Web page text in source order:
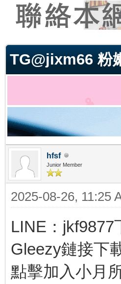
TG@jixm66 粉
hfsf
Junior Member
2025-08-26, 11:25
LINE：
Gleezy鏈接下
點擊加入小月